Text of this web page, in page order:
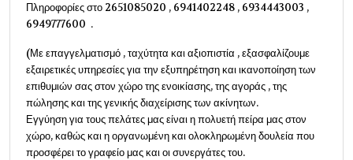
Πληροφορίες στο 2651085020 , 6941402248 , 6934443003 ,
6949777600 .
(Με επαγγελματισμό , ταχύτητα και αξιοπιστία , εξασφαλίζουμε
εξαιρετικές υπηρεσίες για την εξυπηρέτηση και ικανοποίηση των
επιθυμιών σας στον χώρο της ενοικίασης, της αγοράς , της
πώλησης και της γενικής διαχείρισης των ακίνητων.
Εγγύηση για τους πελάτες μας είναι η πολυετή πείρα μας στον
χώρο, καθώς και η οργανωμένη και ολοκληρωμένη δουλεία που
προσφέρει το γραφείο μας και οι συνεργάτες του.